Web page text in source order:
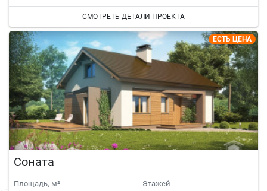
СМОТРЕТЬ ДЕТАЛИ ПРОЕКТА
ЕСТЬ ЦЕНА
Соната
Площадь, м² Этажей